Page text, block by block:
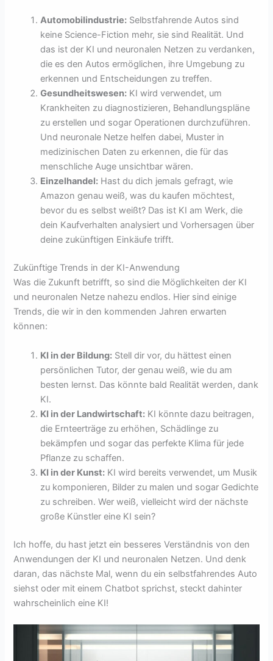
Automobilindustrie: Selbstfahrende Autos sind
keine Science-Fiction mehr, sie sind Realität. Und
das ist der KI und neuronalen Netzen zu verdanken,
die es den Autos ermöglichen, ihre Umgebung zu
erkennen und Entscheidungen zu treffen.
Gesundheitswesen: KI wird verwendet, um
Krankheiten zu diagnostizieren, Behandlungspläne
zu erstellen und sogar Operationen durchzuführen.
Und neuronale Netze helfen dabei, Muster in
medizinischen Daten zu erkennen, die für das
menschliche Auge unsichtbar wären.
Einzelhandel: Hast du dich jemals gefragt, wie
Amazon genau weiß, was du kaufen möchtest,
bevor du es selbst weißt? Das ist KI am Werk, die
dein Kaufverhalten analysiert und Vorhersagen über
deine zukünftigen Einkäufe trifft.
Zukünftige Trends in der KI-Anwendung
Was die Zukunft betrifft, so sind die Möglichkeiten der KI
und neuronalen Netze nahezu endlos. Hier sind einige
Trends, die wir in den kommenden Jahren erwarten
können:
KI in der Bildung: Stell dir vor, du hättest einen
persönlichen Tutor, der genau weiß, wie du am
besten lernst. Das könnte bald Realität werden, dank
KI.
KI in der Landwirtschaft: KI könnte dazu beitragen,
die Ernteerträge zu erhöhen, Schädlinge zu
bekämpfen und sogar das perfekte Klima für jede
Pflanze zu schaffen.
KI in der Kunst: KI wird bereits verwendet, um Musik
zu komponieren, Bilder zu malen und sogar Gedichte
zu schreiben. Wer weiß, vielleicht wird der nächste
große Künstler eine KI sein?
Ich hoffe, du hast jetzt ein besseres Verständnis von den
Anwendungen der KI und neuronalen Netzen. Und denk
daran, das nächste Mal, wenn du ein selbstfahrendes Auto
siehst oder mit einem Chatbot sprichst, steckt dahinter
wahrscheinlich eine KI!